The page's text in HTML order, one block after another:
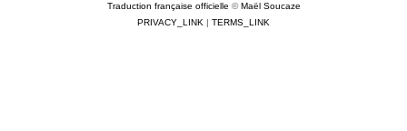
Traduction française officielle ©Maël Soucaze
PRIVACY_LINK | TERMS_LINK